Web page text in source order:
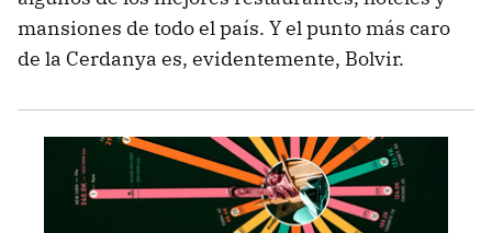
mansiones de todo el país. Y el punto más caro
de la Cerdanya es, evidentemente, Bolvir.